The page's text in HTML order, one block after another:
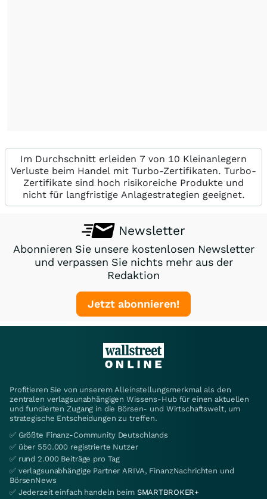
Im Durchschnitt erleiden 7 von 10 Kleinanlegern
Verluste beim Handel mit Turbo-Zertifikaten. Turbo-
Zertifikate sind hoch risikoreiche Produkte und
nicht für langfristige Anlagestrategien geeignet.
Newsletter
Abonnieren Sie unsere kostenlosen Newsletter
und verpassen Sie nichts mehr aus der
Redaktion
Jetzt abonnieren!
Profitieren Sie von unserem Alleinstellungsmerkmal als den
zentralen verlagsunabhängigen Wissens-Hub für einen aktuellen
und fundierten Zugang in die Börsen- und Wirtschaftswelt, um
strategische Entscheidungen zu treffen.
✅ Größte Finanz-Community Deutschlands
✅ über 550.000 registrierte Nutzer
✅ rund 2.000 Beiträge pro Tag
✅ verlagsunabhängige Partner ARIVA, FinanzNachrichten und
BörsenNews
✅ Jederzeit einfach handeln beim SMARTBROKER+